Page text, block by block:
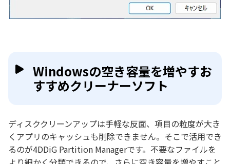
Windowsの空き容量を増やすお
すすめクリーナーソフト
ディスククリーンアップは手軽な反面、項目の粒度が大き
くアプリのキャッシュも削除できません。そこで活用でき
るのが4DDiG Partition Managerです。不要なファイルを